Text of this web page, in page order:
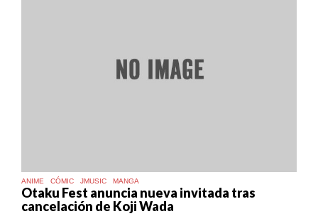
ANIME CÓMIC JMUSIC MANGA
Otaku Fest anuncia nueva invitada tras
cancelación de Koji Wada